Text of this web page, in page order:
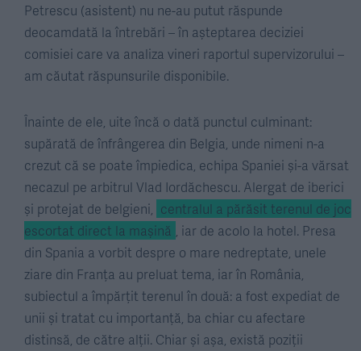
Petrescu (asistent) nu ne-au putut răspunde
deocamdată la întrebări – în așteptarea deciziei
comisiei care va analiza vineri raportul supervizorului –
am căutat răspunsurile disponibile.
Înainte de ele, uite încă o dată punctul culminant:
supărată de înfrângerea din Belgia, unde nimeni n-a
crezut că se poate împiedica, echipa Spaniei și-a vărsat
necazul pe arbitrul Vlad Iordăchescu. Alergat de iberici
și protejat de belgieni, centralul a părăsit terenul de joc
escortat direct la mașină , iar de acolo la hotel. Presa
din Spania a vorbit despre o mare nedreptate, unele
ziare din Franța au preluat tema, iar în România,
subiectul a împărțit terenul în două: a fost expediat de
unii și tratat cu importanță, ba chiar cu afectare
distinsă, de către alții. Chiar și așa, există poziții